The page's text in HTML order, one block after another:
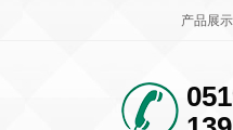
产品展示